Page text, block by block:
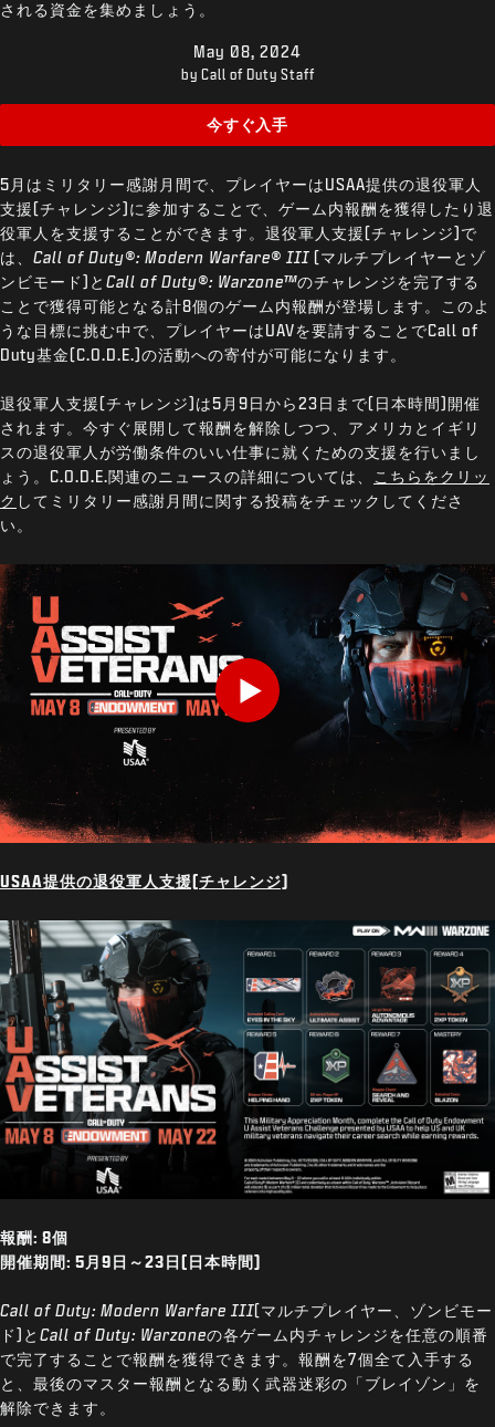
される資金を集めましょう。
May 08, 2024
by Call of Duty Staff
今すぐ入手
5月はミリタリー感謝月間で、プレイヤーはUSAA提供の退役軍人
支援(チャレンジ)に参加することで、ゲーム内報酬を獲得したり退
役軍人を支援することができます。退役軍人支援(チャレンジ)で
は、 Call of Duty®: Modern Warfare® III (マルチプレイヤーとゾ
ンビモード)と Call of Duty®: Warzone™のチャレンジを完了する
ことで獲得可能となる計8個のゲーム内報酬が登場します。このよ
うな目標に挑む中で、プレイヤーはUAVを要請することでCall of
Duty基金(C.O.D.E.)の活動への寄付が可能になります。
退役軍人支援(チャレンジ)は5月9日から23日まで(日本時間)開催
されます。今すぐ展開して報酬を解除しつつ、アメリカとイギリ
スの退役軍人が労働条件のいい仕事に就くための支援を行いまし
ょう。C.O.D.E.関連のニュースの詳細については、
こちらをクリッ
ク してミリタリー感謝月間に関する投稿をチェックしてくださ
い。
USAA提供の退役軍人支援(チャレンジ)
報酬: 8個
開催期間: 5月9日～23日(日本時間)
Call of Duty: Modern Warfare III(マルチプレイヤー、ゾンビモー
ド)と Call of Duty: Warzoneの各ゲーム内チャレンジを任意の順番
で完了することで報酬を獲得できます。報酬を7個全て入手する
と、最後のマスター報酬となる動く武器迷彩の「ブレイゾン」を
解除できます。